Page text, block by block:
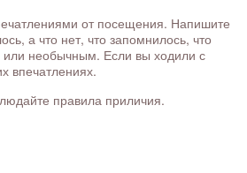
от посещения. Напишите
а что нет, что запомнилось, что
или необычным. Если вы ходили с
впечатлениях.
правила приличия.